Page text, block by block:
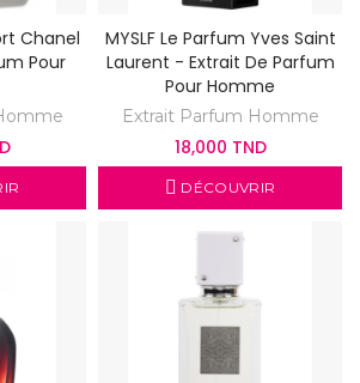
Chanel
Pour
MYSLF Le Parfum Yves Saint
Laurent - Extrait De Parfum
Pour Homme
Extrait Parfum Homme
18,000 TND
DÉCOUVRIR